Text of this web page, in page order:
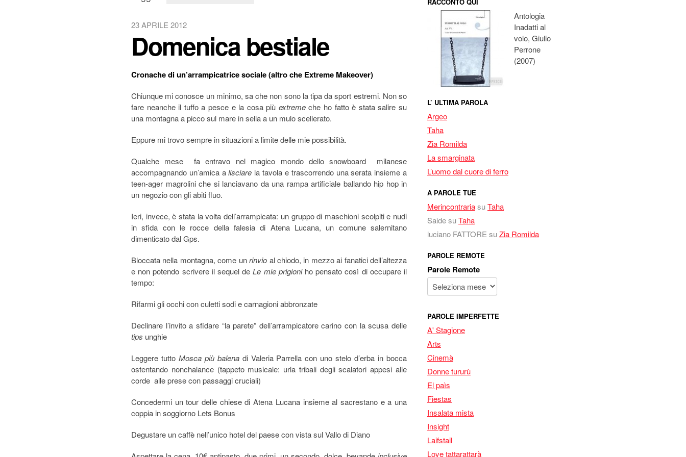
23 APRILE 2012
Domenica bestiale
Cronache di un’arrampicatrice sociale (altro che Extreme Makeover)
Chiunque mi conosce un minimo, sa che non sono la tipa da sport estremi. Non so
fare neanche il tuffo a pesce e la cosa più extremeche ho fatto è stata salire su
una montagna a picco sul mare in sella a un mulo scellerato.
Eppure mi trovo sempre in situazioni a limite delle mie possibilità.
Qualche mese fa entravo nel magico mondo dello snowboard milanese
accompagnando un’amica alisciare la tavola e trascorrendo una serata insieme a
teen-ager magrolini che si lanciavano da una rampa artificiale ballando hip hop in
un negozio con gli abiti fluo.
Ieri, invece, è stata la volta dell’arrampicata: un gruppo di maschioni scolpiti e nudi
in sfida con le rocce della falesia di Atena Lucana, un comune salernitano
dimenticato dal Gps.
Bloccata nella montagna, come unrinvio al chiodo, in mezzo ai fanatici dell’altezza
e non potendo scrivere il sequel deLe mie prigioniho pensato così di occupare il
tempo:
Rifarmi gli occhi con culetti sodi e carnagioni abbronzate
Declinare l’invito a sfidare “la parete” dell’arrampicatore carino con la scusa delle
tips unghie
Leggere tutto Mosca più balenadi Valeria Parrella con uno stelo d’erba in bocca
ostentando nonchalance (tappeto musicale: urla tribali degli scalatori appesi alle
corde alle prese con passaggi cruciali)
Concedermi un tour delle chiese di Atena Lucana insieme al sacrestano e a una
coppia in soggiorno Lets Bonus
Degustare un caffè nell’unico hotel del paese con vista sul Vallo di Diano
Antologia
Inadatti al
volo, Giulio
Perrone
(2007)
L’ ULTIMA PAROLA
Argeo
Taha
Zia Romilda
La smarginata
L’uomo dal cuore di ferro
A PAROLE TUE
MerincontrariasuTaha
SaidesuTaha
luciano FATTORE suZia Romilda
PAROLE REMOTE
Parole Remote
PAROLE IMPERFETTE
A' Stagione
Arts
Cinemà
Donne tururù
El paìs
Fiestas
Insalata mista
Insight
Laifstail
Love tattarattarà